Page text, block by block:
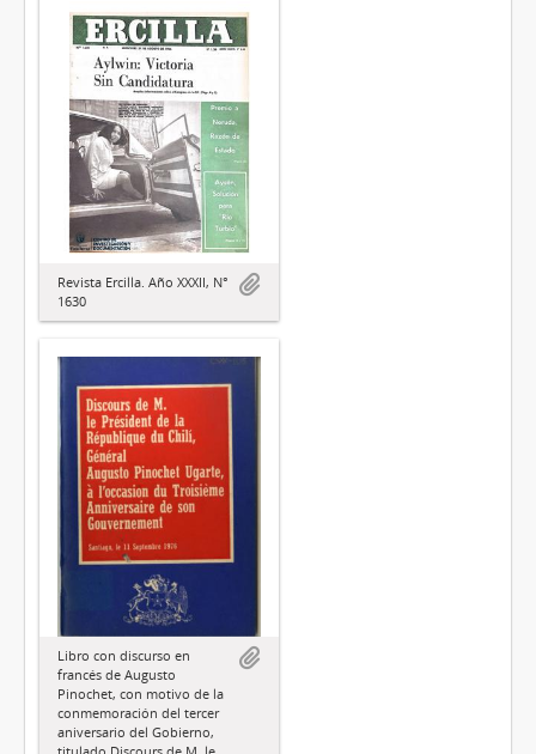
Revista Ercilla. Año XXXII, N°
1630
Libro con discurso en
francés de Augusto
Pinochet, con motivo de la
conmemoración del tercer
aniversario del Gobierno,